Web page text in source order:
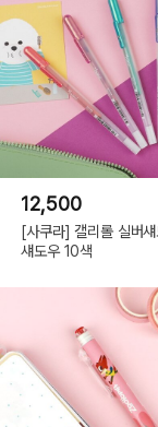
12,500
[사쿠라] 갤리롤 실버
섀도우 10색